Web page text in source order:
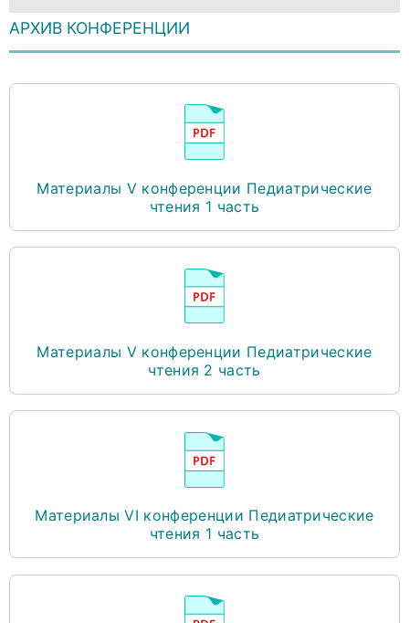
АРХИВ КОНФЕРЕНЦИИ
Материалы V конференции Педиатрические
чтения 1 часть
Материалы V конференции Педиатрические
чтения 2 часть
Материалы VI конференции Педиатрические
чтения 1 часть